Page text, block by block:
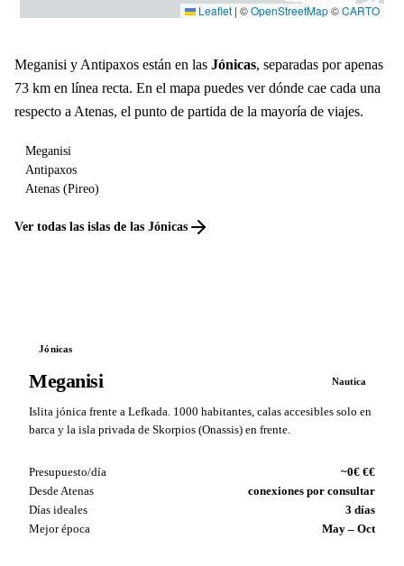
Leaflet | ©OpenStreetMap©CARTO
Meganisi y Antipaxos están en las Jónicas, separadas por apenas
73 km en línea recta. En el mapa puedes ver dónde cae cada una
respecto a Atenas, el punto de partida de la mayoría de viajes.
Meganisi
Antipaxos
Atenas (Pireo)
Ver todas las islas de las Jónicas
Jónicas
Meganisi Nautica
Islita jónica frente a Lefkada. 1000 habitantes, calas accesibles solo en
barca y la isla privada de Skorpios (Onassis) en frente.
Presupuesto/día
~0€ €€
Desde Atenas
conexiones por consultar
Días ideales
3 días
Mejor época
May – Oct